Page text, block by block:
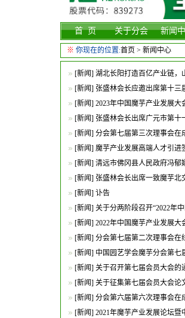
首 页 关于分会 新闻
※ 你现在的位置:首页 > 新闻中心
[新闻] 湖北长阳打造百亿产业链，
[新闻] 张盛林会长应邀出席第十三
[新闻] 2023年中国魔芋产业发展大
[新闻] 张盛林会长出席广元市第十
[新闻] 分会第七届第三次理事会在
[新闻] 魔芋产业发展高端人才引进
[新闻] 清远市佛冈县人民政府冯郁
[新闻] 张盛林会长出席一致魔芋北
[新闻] 讣告
[新闻] 关于分两阶段召开“2022年
[新闻] 2022年中国魔芋产业发展大
[新闻] 分会第七届第二次理事会在
[新闻] 中国园艺学会魔芋分会第七
[新闻] 关于召开第七届会员大会的
[新闻] 关于征集第七届会员大会论
[新闻] 分会第六届第六次理事会在
[新闻] 2021年魔芋产业发展论坛